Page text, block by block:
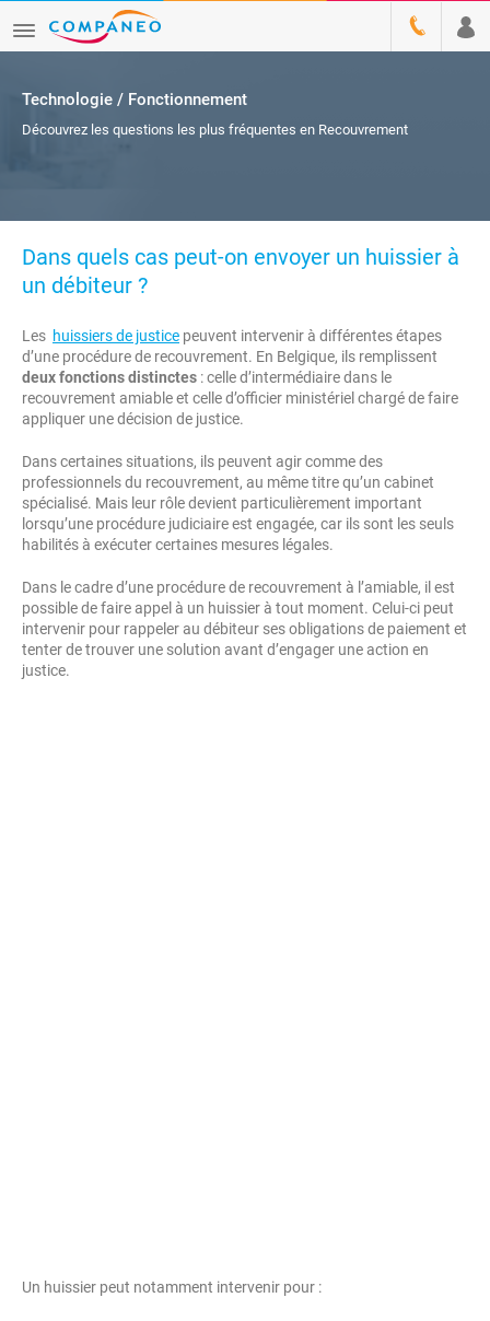
Technologie / Fonctionnement
Découvrez les questions les plus fréquentes en Recouvrement
Dans quels cas peut-on envoyer un huissier à
un débiteur ?
Les huissiers de justice peuvent intervenir à différentes étapes
d’une procédure de recouvrement. En Belgique, ils remplissent
deux fonctions distinctes : celle d’intermédiaire dans le
recouvrement amiable et celle d’officier ministériel chargé de faire
appliquer une décision de justice.
Dans certaines situations, ils peuvent agir comme des
professionnels du recouvrement, au même titre qu’un cabinet
spécialisé. Mais leur rôle devient particulièrement important
lorsqu’une procédure judiciaire est engagée, car ils sont les seuls
habilités à exécuter certaines mesures légales.
Dans le cadre d’une procédure de recouvrement à l’amiable, il est
possible de faire appel à un huissier à tout moment. Celui-ci peut
intervenir pour rappeler au débiteur ses obligations de paiement et
tenter de trouver une solution avant d’engager une action en
justice.
Un huissier peut notamment intervenir pour :